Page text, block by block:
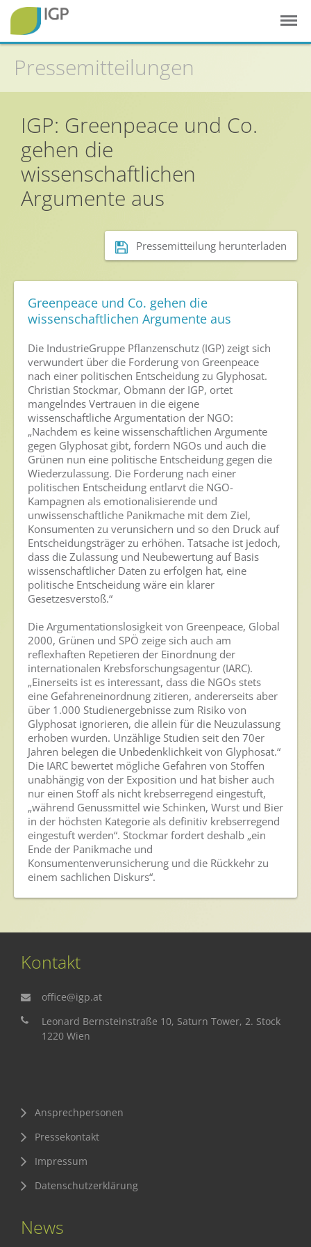
Startseite
Gesunde Pflanzen
In der Landwirtschaft
Integrierter Pflanzenschutz
In Haus & Garten
Forschung & Entwicklung
Gesunde Nahrung
Nutzen von Pflanzenschutzmitteln
Sichere Lebensmittel
Zulassung
Gesunde Menschen
Versorgungs- & Ernährungssicherheit
Gepflegtes Eigenheim
Anwenderschutz
Entsorgung von Pflanzenschutzmittel-Leergebinden
Die IGP
Zum Verband
Ansprechpersonen
Presse
Pressemitteilungen
Pressebilder
Pressemappe
Pressekontakt
Mediathek
News
Videos
Publikationen
Newsletter
Archiv
Pressemitteilungen
IGP: Greenpeace und Co.
gehen die
wissenschaftlichen
Argumente aus
Pressemitteilung herunterladen
Greenpeace und Co. gehen die
wissenschaftlichen Argumente aus
Die IndustrieGruppe Pflanzenschutz (IGP) zeigt sich
verwundert über die Forderung von Greenpeace
nach einer politischen Entscheidung zu Glyphosat.
Christian Stockmar, Obmann der IGP, ortet
mangelndes Vertrauen in die eigene
wissenschaftliche Argumentation der NGO:
„Nachdem es keine wissenschaftlichen Argumente
gegen Glyphosat gibt, fordern NGOs und auch die
Grünen nun eine politische Entscheidung gegen die
Wiederzulassung. Die Forderung nach einer
politischen Entscheidung entlarvt die NGO-
Kampagnen als emotionalisierende und
unwissenschaftliche Panikmache mit dem Ziel,
Konsumenten zu verunsichern und so den Druck auf
Entscheidungsträger zu erhöhen. Tatsache ist jedoch,
dass die Zulassung und Neubewertung auf Basis
wissenschaftlicher Daten zu erfolgen hat, eine
politische Entscheidung wäre ein klarer
Gesetzesverstoß.“
Die Argumentationslosigkeit von Greenpeace, Global
2000, Grünen und SPÖ zeige sich auch am
reflexhaften Repetieren der Einordnung der
internationalen Krebsforschungsagentur (IARC).
„Einerseits ist es interessant, dass die NGOs stets
eine Gefahreneinordnung zitieren, andererseits aber
über 1.000 Studienergebnisse zum Risiko von
Glyphosat ignorieren, die allein für die Neuzulassung
erhoben wurden. Unzählige Studien seit den 70er
Jahren belegen die Unbedenklichkeit von Glyphosat.“
Die IARC bewertet mögliche Gefahren von Stoffen
unabhängig von der Exposition und hat bisher auch
nur einen Stoff als nicht krebserregend eingestuft,
„während Genussmittel wie Schinken, Wurst und Bier
in der höchsten Kategorie als definitiv krebserregend
eingestuft werden“. Stockmar fordert deshalb „ein
Ende der Panikmache und
Konsumentenverunsicherung und die Rückkehr zu
einem sachlichen Diskurs“.
Kontakt
office@igp.at
Leonard Bernsteinstraße 10, Saturn Tower, 2. Stock
1220 Wien
Ansprechpersonen
Pressekontakt
Impressum
Datenschutzerklärung
News